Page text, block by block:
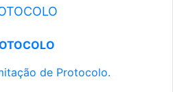
de Protocolo.